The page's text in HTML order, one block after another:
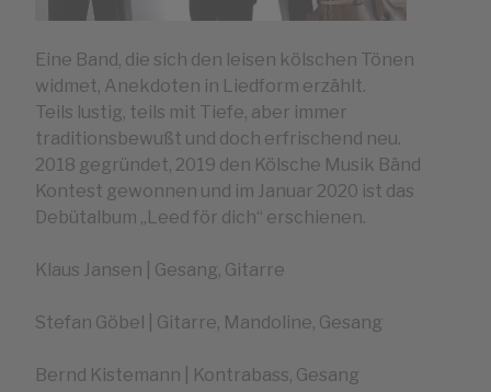
Eine Band, die sich den leisen kölschen Tönen
widmet, Anekdoten in Liedform erzählt.
Teils lustig, teils mit Tiefe, aber immer
traditionsbewußt und doch erfrischend neu.
2018 gegründet, 2019 den Kölsche Musik Bänd
Kontest gewonnen und im Januar 2020 ist das
Debütalbum „Leed för dich“ erschienen.
Klaus Jansen | Gesang, Gitarre
Stefan Göbel | Gitarre, Mandoline, Gesang
Bernd Kistemann | Kontrabass, Gesang